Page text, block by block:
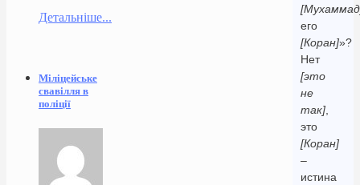
его
[Коран]»?
Нет
[это
не
так],
это
[Коран]
–
истина
Детальніше...
Міліцейське
свавілля в
поліції